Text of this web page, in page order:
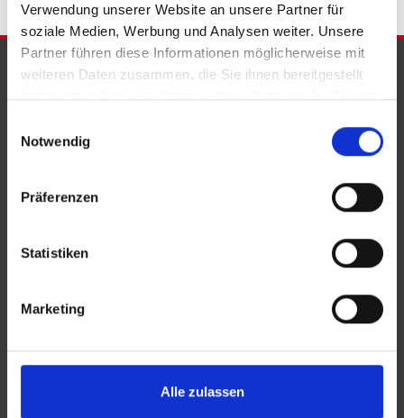
Verwendung unserer Website an unsere Partner für
soziale Medien, Werbung und Analysen weiter. Unsere
Partner führen diese Informationen möglicherweise mit
weiteren Daten zusammen, die Sie ihnen bereitgestellt
haben oder die sie im Rahmen Ihrer Nutzung der Dienste
Notwendig
Präferenzen
Statistiken
Marketing
Alle zulassen
PARTNER & AUSZEICHNUNGEN
KONTAKT